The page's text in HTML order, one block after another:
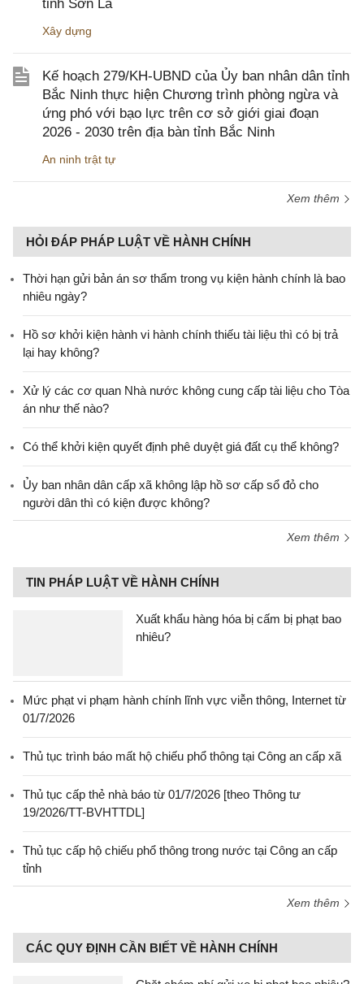
tỉnh Sơn La
Xây dựng
Kế hoạch 279/KH-UBND của Ủy ban nhân dân tỉnh
Bắc Ninh thực hiện Chương trình phòng ngừa và
ứng phó với bạo lực trên cơ sở giới giai đoạn
2026 - 2030 trên địa bàn tỉnh Bắc Ninh
An ninh trật tự
Xem thêm
HỎI ĐÁP PHÁP LUẬT VỀ HÀNH CHÍNH
Thời hạn gửi bản án sơ thẩm trong vụ kiện hành chính là bao
nhiêu ngày?
Hồ sơ khởi kiện hành vi hành chính thiếu tài liệu thì có bị trả
lại hay không?
Xử lý các cơ quan Nhà nước không cung cấp tài liệu cho Tòa
án như thế nào?
Có thể khởi kiện quyết định phê duyệt giá đất cụ thể không?
Ủy ban nhân dân cấp xã không lập hồ sơ cấp sổ đỏ cho
người dân thì có kiện được không?
Xem thêm
TIN PHÁP LUẬT VỀ HÀNH CHÍNH
Xuất khẩu hàng hóa bị cấm bị phạt bao
nhiêu?
Mức phạt vi phạm hành chính lĩnh vực viễn thông, Internet từ
01/7/2026
Thủ tục trình báo mất hộ chiếu phổ thông tại Công an cấp xã
Thủ tục cấp thẻ nhà báo từ 01/7/2026 [theo Thông tư
19/2026/TT-BVHTTDL]
Thủ tục cấp hộ chiếu phổ thông trong nước tại Công an cấp
tỉnh
Xem thêm
CÁC QUY ĐỊNH CẦN BIẾT VỀ HÀNH CHÍNH